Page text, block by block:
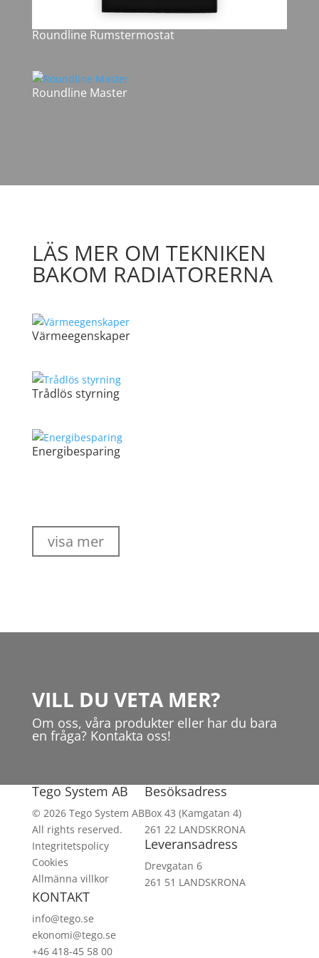
Roundline Rumstermostat
Roundline Master
LÄS MER OM TEKNIKEN
BAKOM RADIATORERNA
Värmeegenskaper
Trådlös styrning
Energibesparing
visa mer
VILL DU VETA MER?
Om oss, våra produkter eller har du bara
en fråga? Kontakta oss!
Tego System AB
© 2026 Tego System AB
All rights reserved.
Integritetspolicy
Cookies
Allmänna villkor
Besöksadress
Box 43 (Kamgatan 4)
261 22 LANDSKRONA
Leveransadress
Drevgatan 6
261 51 LANDSKRONA
KONTAKT
info@tego.se
ekonomi@tego.se
+46 418-45 58 00